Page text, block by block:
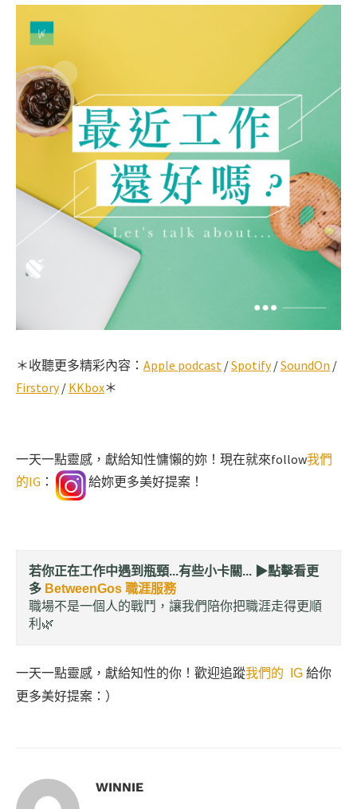
＊收聽更多精彩內容： Apple podcast /Spotify/SoundOn /
Firstory / KKbox＊
一天一點靈感，獻給知性慵懶的妳！現在就來follow我們
的IG ： 給妳更多美好提案！
若你正在工作中遇到瓶頸...有些小卡關... ▶︎點擊看更
多 BetweenGos 職涯服務
職場不是一個人的戰鬥，讓我們陪你把職涯走得更順
利🌿
一天一點靈感，獻給知性的你！歡迎追蹤我們的 IG 給你
更多美好提案：）
WINNIE